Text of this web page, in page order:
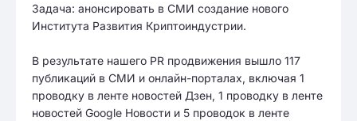
Задача: анонсировать в СМИ создание нового
Института Развития Криптоиндустрии.
В результате нашего PR продвижения вышло 117
публикаций в СМИ и онлайн-порталах, включая 1
проводку в ленте новостей Дзен, 1 проводку в ленте
новостей Google Новости и 5 проводок в ленте